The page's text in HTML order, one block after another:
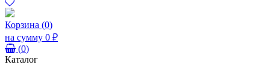
Корзина (0)
на сумму 0 ₽
(0)
Каталог